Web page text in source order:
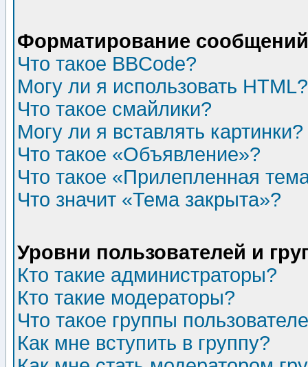
Форматирование
Что такое BBCode?
Могу ли я использовать HTML?
Что такое смайлики?
Могу ли я вставлять картинки?
Что такое «Объявление»?
Что такое «Прилепленная
Что значит «Тема закрыта»?
Уровни пользователей и
Кто такие администраторы?
Кто такие модераторы?
Что такое группы
Как мне вступить в группу?